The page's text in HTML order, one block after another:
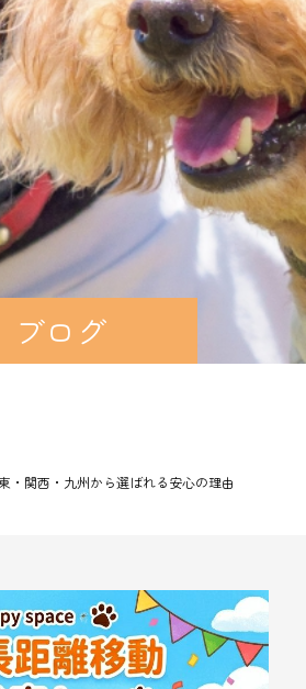
ブログ
・関西・九州から選ばれる安心の理由